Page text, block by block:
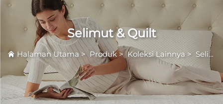
Selimut & Quilt
Halaman Utama> Produk>Koleksi Lainnya> Selimut & Quilt